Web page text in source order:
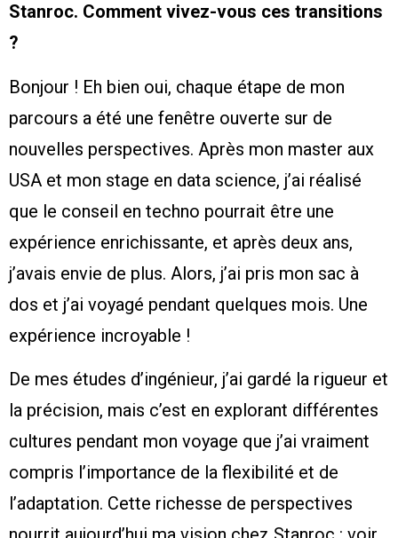
Stanroc. Comment vivez-vous ces transitions
?
Bonjour ! Eh bien oui, chaque étape de mon
parcours a été une fenêtre ouverte sur de
nouvelles perspectives. Après mon master aux
USA et mon stage en data science, j’ai réalisé
que le conseil en techno pourrait être une
expérience enrichissante, et après deux ans,
j’avais envie de plus. Alors, j’ai pris mon sac à
dos et j’ai voyagé pendant quelques mois. Une
expérience incroyable !
De mes études d’ingénieur, j’ai gardé la rigueur et
la précision, mais c’est en explorant différentes
cultures pendant mon voyage que j’ai vraiment
compris l’importance de la flexibilité et de
l’adaptation. Cette richesse de perspectives